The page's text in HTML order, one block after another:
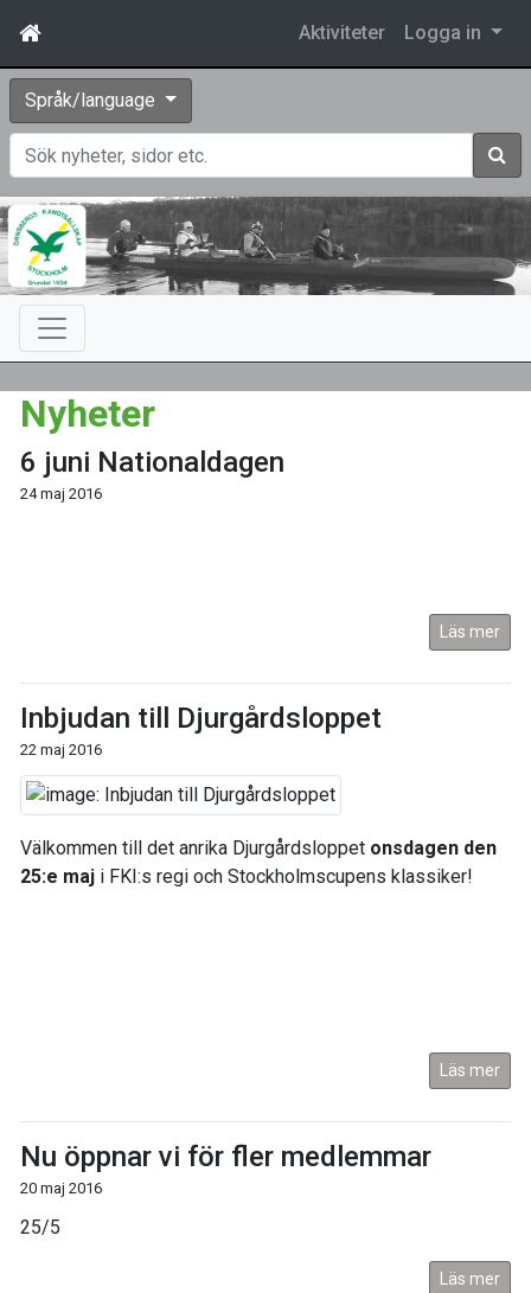
Aktiviteter Logga in
Språk/language
Sök
Nyheter
6 juni Nationaldagen
24 maj 2016
Läs mer
Inbjudan till Djurgårdsloppet
22 maj 2016
Välkommen till det anrika Djurgårdsloppet onsdagen den
25:e maj i FKI:s regi och Stockholmscupens klassiker!
Läs mer
Nu öppnar vi för fler medlemmar
20 maj 2016
25/5
Läs mer